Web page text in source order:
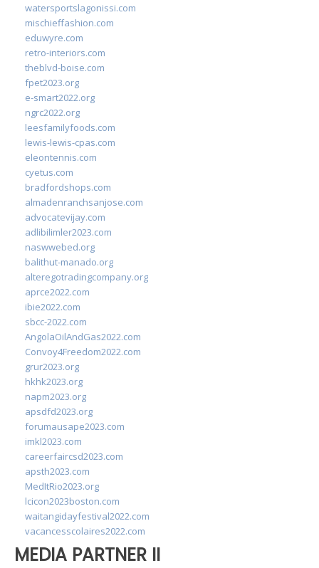
watersportslagonissi.com
mischieffashion.com
eduwyre.com
retro-interiors.com
theblvd-boise.com
fpet2023.org
e-smart2022.org
ngrc2022.org
leesfamilyfoods.com
lewis-lewis-cpas.com
eleontennis.com
cyetus.com
bradfordshops.com
almadenranchsanjose.com
advocatevijay.com
adlibilimler2023.com
naswwebed.org
balithut-manado.org
alteregotradingcompany.org
aprce2022.com
ibie2022.com
sbcc-2022.com
AngolaOilAndGas2022.com
Convoy4Freedom2022.com
grur2023.org
hkhk2023.org
napm2023.org
apsdfd2023.org
forumausape2023.com
imkl2023.com
careerfaircsd2023.com
apsth2023.com
MedItRio2023.org
lcicon2023boston.com
waitangidayfestival2022.com
vacancesscolaires2022.com
MEDIA PARTNER II